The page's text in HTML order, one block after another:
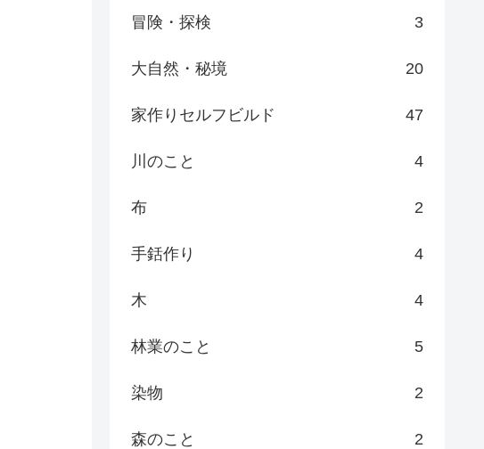
冒険・探検 3
大自然・秘境 20
家作りセルフビルド 47
川のこと 4
布 2
手銛作り 4
木 4
林業のこと 5
染物 2
森のこと 2